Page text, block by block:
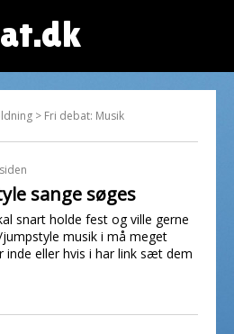
> Fri debat: Musik
sange søges
snart holde fest og ville gerne
musik i må meget
inde eller hvis i har link sæt dem